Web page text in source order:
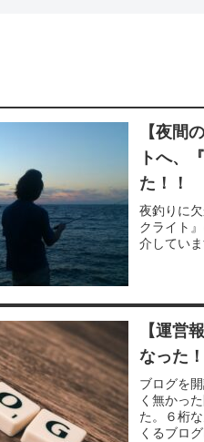
【夜間
トへ、
た！！
夜釣りに
クライト
介してい
【運営
なった
ブログを
く無かっ
た。６桁
くるブロ